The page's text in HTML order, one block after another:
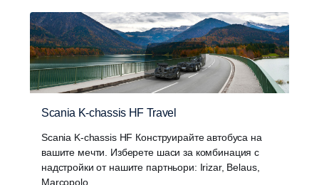
Scania K-chassis HF Travel
Scania K-chassis HF Конструирайте автобуса на
вашите мечти. Изберете шаси за комбинация с
надстройки от нашите партньори: Irizar, Belaus,
Marcopolo